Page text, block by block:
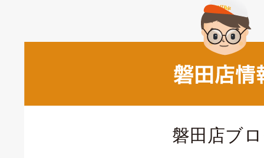
磐田店ブ